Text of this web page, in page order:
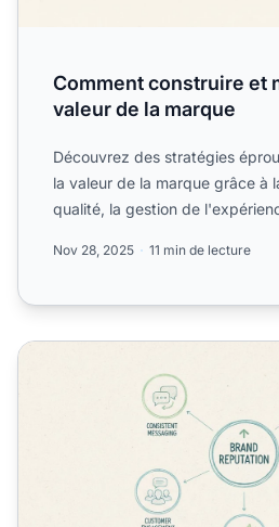
Comment construire et
valeur de la marque
Découvrez des stratégies
la valeur de la marque grâce à
qualité, la gestion de
Nov 28, 2025 11 min de lecture
Quelles stratégies aident à